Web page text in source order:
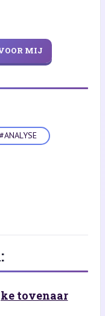
MIJ
#ANALYSE
tovenaar